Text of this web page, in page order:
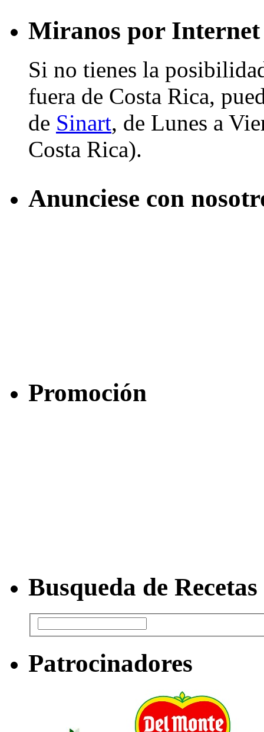
Miranos por Internet
Si no tienes la
fuera de Costa Rica,
de Sinart, de Lunes a
Costa Rica).
Anunciese con
Promoción
Busqueda de Recetas
Patrocinadores